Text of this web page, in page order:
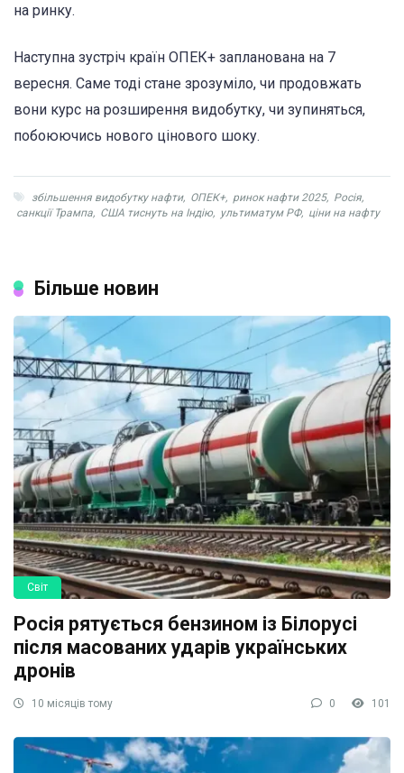
на ринку.
Наступна зустріч країн ОПЕК+ запланована на 7
вересня. Саме тоді стане зрозуміло, чи продовжать
вони курс на розширення видобутку, чи зупиняться,
побоюючись нового цінового шоку.
збільшення видобутку нафти, ОПЕК+, ринок нафти 2025, Росія,
санкції Трампа, США тиснуть на Індію, ультиматум РФ, ціни на нафту
Більше новин
Світ
Росія рятується бензином із Білорусі
після масованих ударів українських
дронів
10 місяців тому 0 101